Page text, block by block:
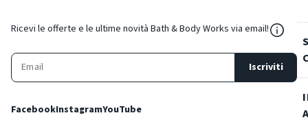
Ricevi le offerte e le ultime novità Bath & Body Works via email!
Iscriviti
FacebookInstagramYouTube